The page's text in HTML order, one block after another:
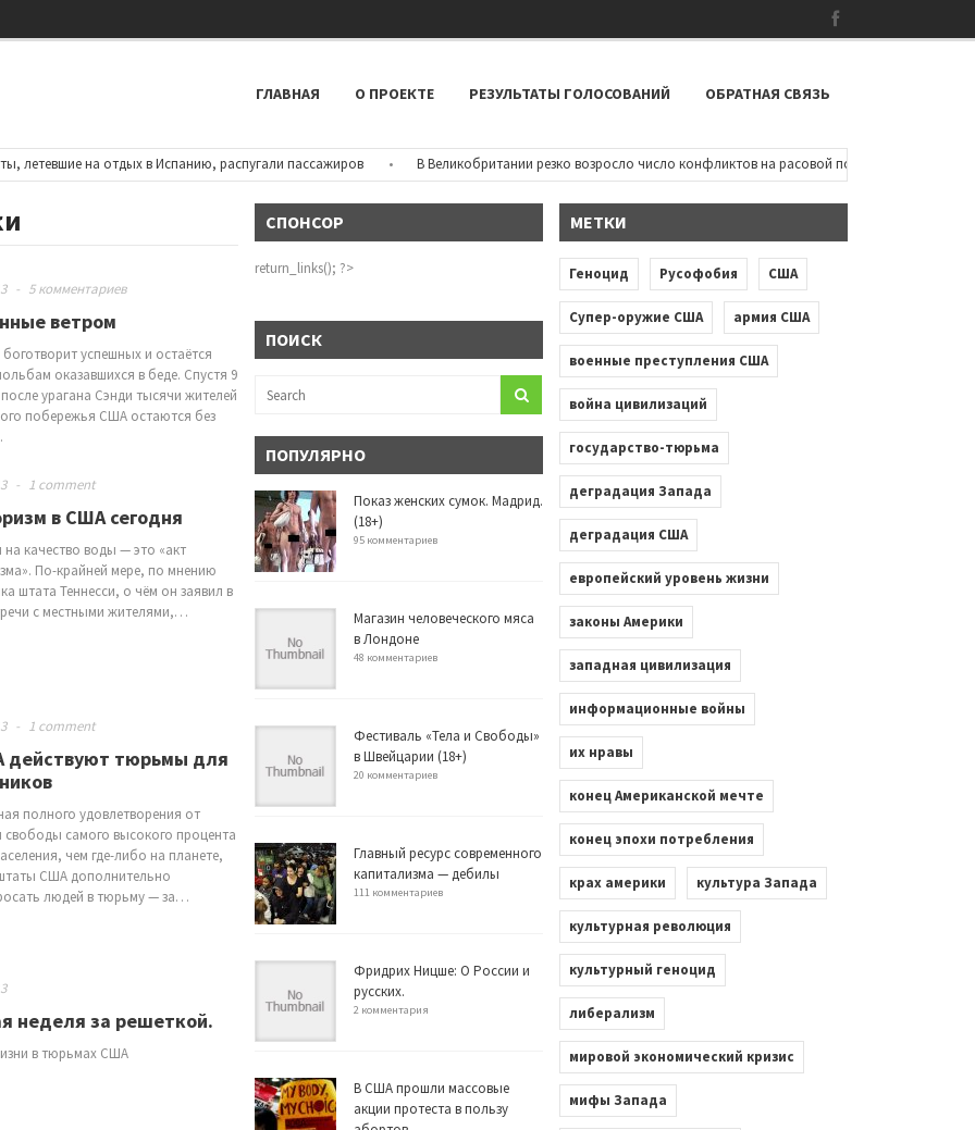
ГЛАВНАЯ О ПРОЕКТЕ РЕЗУЛЬТАТЫ ГОЛОСОВАНИЙ ОБРАТНАЯ СВЯЗЬ
на отдых в Испанию, распугали пассажиров • В Великобритании резко возросло число конфликтов на расовой почве: чернокожие дети
- 5 комментариев
ветром
успешных и остаётся
оказавшихся в беде. Спустя 9
урагана Сэнди тысячи жителей
побережья США остаются без
- 1 comment
в США сегодня
качество воды — это «акт
По-крайней мере, по мнению
штата Теннесси, о чём он заявил в
с местными жителями,…
- 1 comment
действуют тюрьмы для
полного удовлетворения от
свободы самого высокого процента
чем где-либо на планете,
США дополнительно
людей в тюрьму — за…
неделя за решеткой.
в тюрьмах США
СПОНСОР
return_links(); ?>
ПОИСК
ПОПУЛЯРНО
Показ женских сумок. Мадрид.
(18+)
95 комментариев
Магазин человеческого мяса
в Лондоне
48 комментариев
Фестиваль «Тела и Свободы»
в Швейцарии (18+)
20 комментариев
Главный ресурс современного
капитализма — дебилы
111 комментариев
Фридрих Ницше: О России и
русских.
2 комментария
В США прошли массовые
акции протеста в пользу
МЕТКИ
Геноцид Русофобия США
Супер-оружие США армия США
военные преступления США
война цивилизаций
государство-тюрьма
деградация Запада
деградация США
европейский уровень жизни
законы Америки
западная цивилизация
информационные войны
их нравы
конец Американской мечте
конец эпохи потребления
крах америки культура Запада
культурная революция
культурный геноцид
либерализм
мировой экономический кризис
мифы Запада